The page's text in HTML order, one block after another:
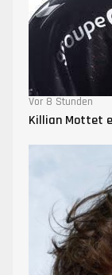
Vor 8 Stunden
Killian Mottet